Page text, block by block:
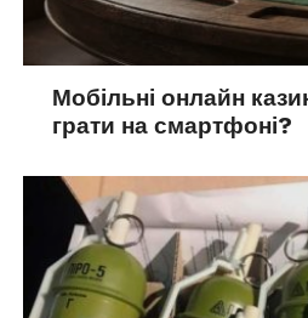
Мобільні онлайн
грати на смартфоні?